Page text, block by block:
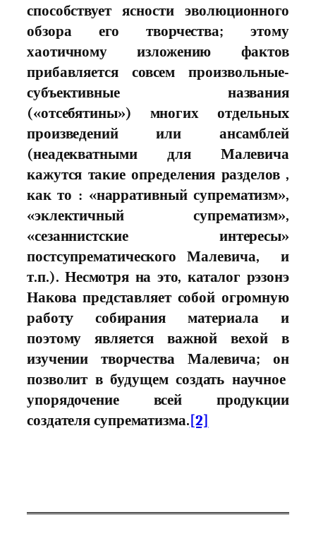
способствует ясности эволюционного
обзора его творчества; этому
хаотичному изложению фактов
прибавляется совсем произвольные-
субъективные названия
(«отсебятины») многих отдельныx
произведений или ансамблей
(неадекватными для Малевича
кажутся такие определения разделов ,
как то : «нарративный супрематизм»,
«эклектичный супрематизм»,
«сезаннистские интересы»
постсупрематического Малевича, и
т.п.). Несмотря на это, каталог рэзонэ
Накова представляет собой огромную
работy собирания материала и
поэтому является важной вехой в
изучении творчества Малевича; он
позволит в будущем создать научное
упорядочение всей продукции
создателя супрематизма.[2]